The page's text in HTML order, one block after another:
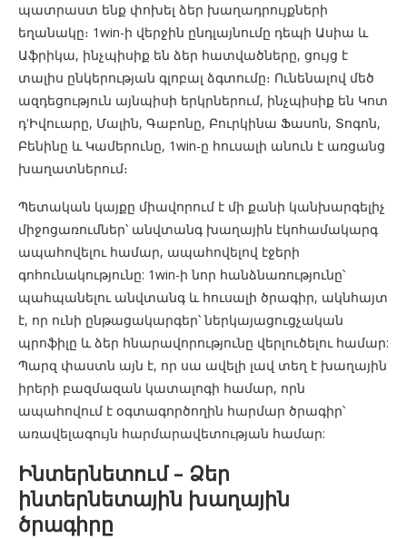
պատրաստ ենք փոխել ձեր խաղադրույքների
եղանակը։ 1win-ի վերջին ընդլայնումը դեպի Ասիա և
Աֆրիկա, ինչպիսիք են ձեր հատվածները, ցույց է
տալիս ընկերության գլոբալ ձգտումը։ Ունենալով մեծ
ազդեցություն այնպիսի երկրներում, ինչպիսիք են Կոտ
դ'Իվուարը, Մալին, Գաբոնը, Բուրկինա Ֆասոն, Տոգոն,
Բենինը և Կամերունը, 1win-ը հուսալի անուն է առցանց
խաղատներում։
Պետական ​​կայքը միավորում է մի քանի կանխարգելիչ
միջոցառումներ՝ անվտանգ խաղային էկոհամակարգ
ապահովելու համար, ապահովելով էջերի
գոհունակությունը: 1win-ի նոր հանձնառությունը՝
պահպանելու անվտանգ և հուսալի ծրագիր, ակնհայտ
է, որ ունի ընթացակարգեր՝ ներկայացուցչական
պրոֆիլը և ձեր հնարավորությունը վերլուծելու համար:
Պարզ փաստն այն է, որ սա ավելի լավ տեղ է խաղային
իրերի բազմազան կատալոգի համար, որն
ապահովում է օգտագործողին հարմար ծրագիր՝
առավելագույն հարմարավետության համար:
Ինտերնետում – Ձեր
ինտերնետային խաղային
ծրագիրը